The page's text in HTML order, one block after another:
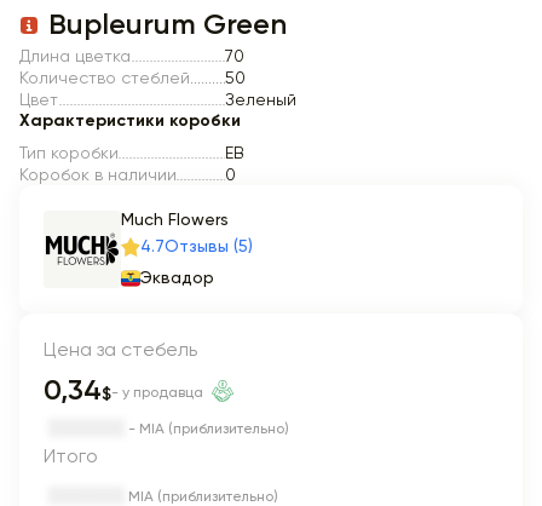
Item 1 of 1
Bupleurum Green
Длина цветка
70
Количество стеблей
50
Цвет
Зеленый
Характеристики коробки
Тип коробки
EB
Коробок в наличии
0
Much Flowers
4.7Отзывы (5)
Эквадор
Цена за стебель
0,34$- у продавца
- MIA (приблизительно)
Итого
MIA (приблизительно)